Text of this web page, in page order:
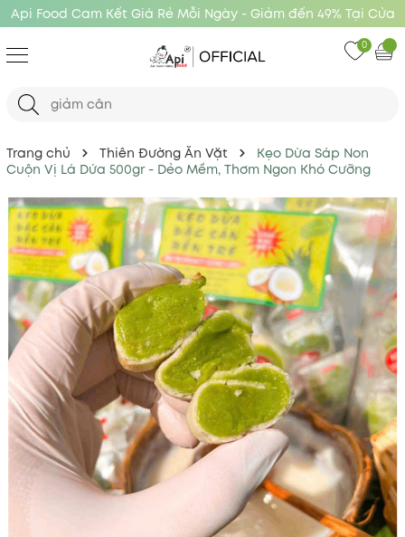
Api Food Cam Kết Giá Rẻ Mỗi Ngày - Giảm đến 49% Tại Cửa
Hàng Api Food
0
Trang chủ Thiên Đường Ăn Vặt
Kẹo Dừa Sáp Non
Cuộn Vị Lá Dứa 500gr - Dẻo Mềm, Thơm Ngon Khó Cưỡng